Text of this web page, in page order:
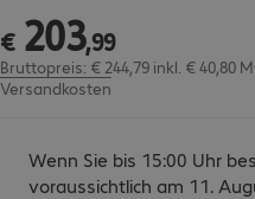
€ 203,99
€ 203,99
Bruttopreis: € 244,79 inkl. € 40,80
Versandkosten
Wenn Sie bis 15:00 Uhr
voraussichtlich am 11.